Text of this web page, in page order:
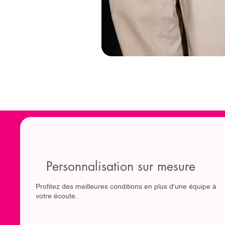
Personnalisation sur mesure
Profitez des meilleures conditions en plus d'une équipe à
votre écoute.